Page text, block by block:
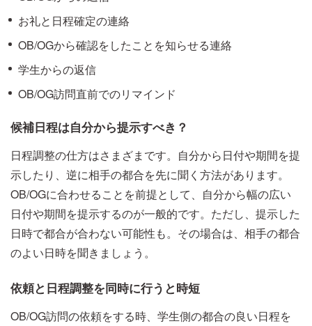
お礼と日程確定の連絡
OB/OGから確認をしたことを知らせる連絡
学生からの返信
OB/OG訪問直前でのリマインド
候補日程は自分から提示すべき？
日程調整の仕方はさまざまです。自分から日付や期間を提
示したり、逆に相手の都合を先に聞く方法があります。
OB/OGに合わせることを前提として、自分から幅の広い
日付や期間を提示するのが一般的です。ただし、提示した
日時で都合が合わない可能性も。その場合は、相手の都合
のよい日時を聞きましょう。
依頼と日程調整を同時に行うと時短
OB/OG訪問の依頼をする時、学生側の都合の良い日程を